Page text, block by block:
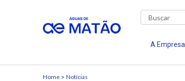
A Empresa
Home Notícias